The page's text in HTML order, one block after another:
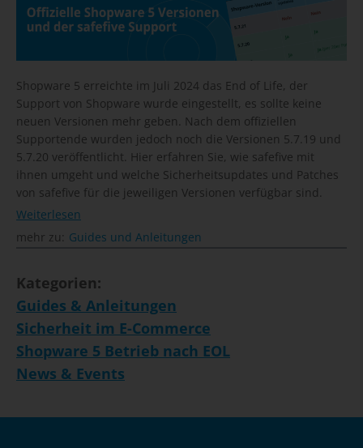
Shopware 5 erreichte im Juli 2024 das End of Life, der
Support von Shopware wurde eingestellt, es sollte keine
neuen Versionen mehr geben. Nach dem offiziellen
Supportende wurden jedoch noch die Versionen 5.7.19 und
5.7.20 veröffentlicht. Hier erfahren Sie, wie safefive mit
ihnen umgeht und welche Sicherheitsupdates und Patches
von safefive für die jeweiligen Versionen verfügbar sind.
Weiterlesen
mehr zu: Guides und Anleitungen
Kategorien:
Guides & Anleitungen
Sicherheit im E-Commerce
Shopware 5 Betrieb nach EOL
News & Events